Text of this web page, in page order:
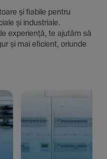
și fiabile pentru
și indus­triale.
te ajutăm să
și mai eficient, oriunde